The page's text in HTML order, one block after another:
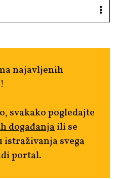
najavljenih
svakako pogledajte
događanjaili se
svega
portal.